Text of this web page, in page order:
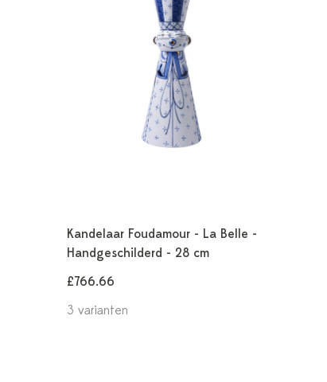
Kandelaar Foudamour - La Belle -
Handgeschilderd - 28 cm
£766.66
3 varianten